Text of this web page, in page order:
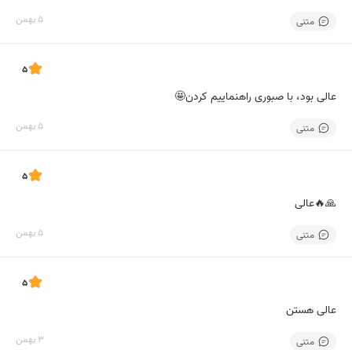
متنی 5 بهمن
5
عالی بود، با صبوری راهنماییم کردن🤩
متنی 5 بهمن
5
🙏🔥عالی
متنی 5 بهمن
5
عالی هستن
متنی 3 بهمن